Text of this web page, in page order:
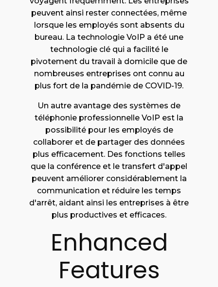
peuvent ainsi rester connectées, même
lorsque les employés sont absents du
bureau. La technologie VoIP a été une
technologie clé qui a facilité le
pivotement du travail à domicile que de
nombreuses entreprises ont connu au
plus fort de la pandémie de COVID-19.
Un autre avantage des systèmes de
téléphonie professionnelle VoIP est la
possibilité pour les employés de
collaborer et de partager des données
plus efficacement. Des fonctions telles
que la conférence et le transfert d'appel
peuvent améliorer considérablement la
communication et réduire les temps
d'arrêt, aidant ainsi les entreprises à être
plus productives et efficaces.
Enhanced
Features